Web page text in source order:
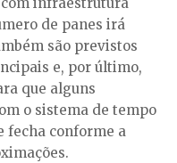
de panes irá
são previstos
e, por último,
que alguns
o sistema de tempo
fecha conforme a